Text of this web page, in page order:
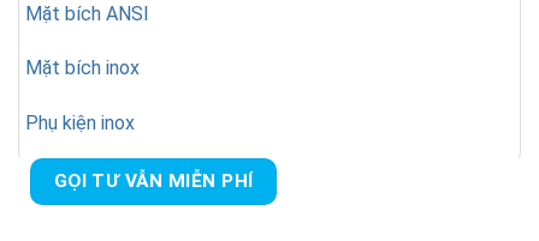
Mặt bích ANSI
Mặt bích inox
Phụ kiện inox
GỌI TƯ VẪN MIỄN PHÍ